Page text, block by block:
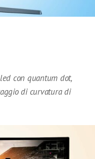
con quantum dot,
di curvatura di